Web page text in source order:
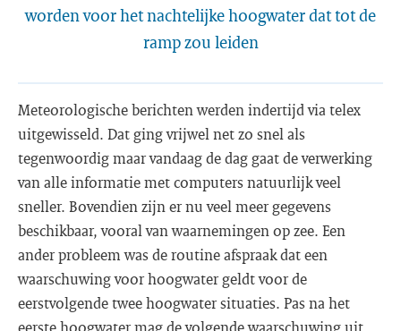
worden voor het nachtelijke hoogwater dat tot de
ramp zou leiden
Meteorologische berichten werden indertijd via telex
uitgewisseld. Dat ging vrijwel net zo snel als
tegenwoordig maar vandaag de dag gaat de verwerking
van alle informatie met computers natuurlijk veel
sneller. Bovendien zijn er nu veel meer gegevens
beschikbaar, vooral van waarnemingen op zee. Een
ander probleem was de routine afspraak dat een
waarschuwing voor hoogwater geldt voor de
eerstvolgende twee hoogwater situaties. Pas na het
eerste hoogwater mag de volgende waarschuwing uit.